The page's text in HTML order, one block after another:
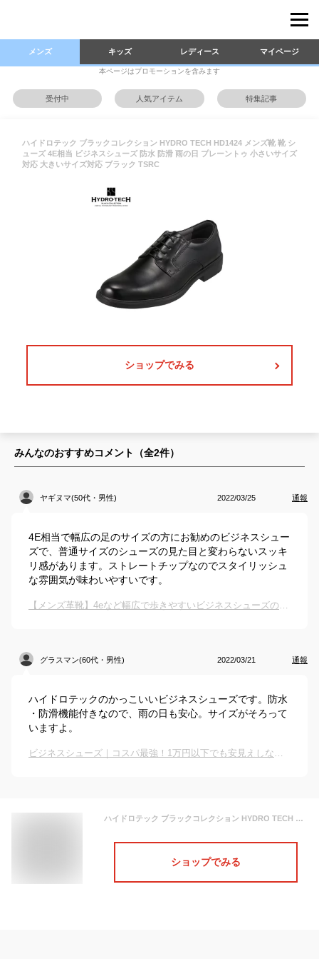
メンズ キッズ レディース マイページ
本ページはプロモーションを含みます
受付中 人気アイテム 特集記事
ハイドロテック ブラックコレクション HYDRO TECH HD1424 メンズ靴 靴 シ
ューズ 4E相当 ビジネスシューズ 防水 防滑 雨の日 プレーントゥ 小さいサイズ
対応 大きいサイズ対応 ブラック TSRC
ショップでみる
みんなのおすすめコメント（全2件）
ヤギヌマ(50代・男性) 2022/03/25 通報
4E相当で幅広の足のサイズの方にお勧めのビジネスシュー
ズで、普通サイズのシューズの見た目と変わらないスッキ
リ感があります。ストレートチップなのでスタイリッシュ
な雰囲気が味わいやすいです。
【メンズ革靴】4eなど幅広で歩きやすいビジネスシューズのおすすめは？
グラスマン(60代・男性) 2022/03/21 通報
ハイドロテックのかっこいいビジネスシューズです。防水
・防滑機能付きなので、雨の日も安心。サイズがそろって
いますよ。
ビジネスシューズ｜コスパ最強！1万円以下でも安見えしない人気の革靴のおすすめは？
ハイドロテック ブラックコレクション HYDRO TECH HD1424 メンズ靴 靴 シューズ 4E相当 ビジネスシューズ 防水 防滑 雨の日 プレーントゥ 小さいサイズ対応 大きいサイズ対応 ブラック TSRC
ショップでみる